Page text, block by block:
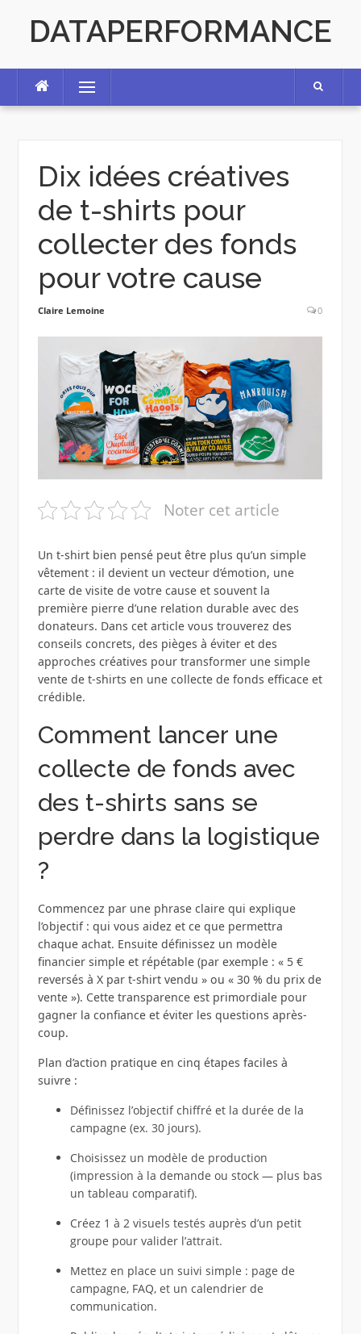
contentDATAPERFORMANCE
Menu
Dix idées créatives
de t-shirts pour
collecter des fonds
pour votre cause
Claire Lemoine 0
Noter cet article
Un t-shirt bien pensé peut être plus qu’un simple
vêtement : il devient un vecteur d’émotion, une
carte de visite de votre cause et souvent la
première pierre d’une relation durable avec des
donateurs. Dans cet article vous trouverez des
conseils concrets, des pièges à éviter et des
approches créatives pour transformer une simple
vente de t-shirts en une collecte de fonds efficace et
crédible.
Comment lancer une
collecte de fonds avec
des t-shirts sans se
perdre dans la logistique
?
Commencez par une phrase claire qui explique
l’objectif : qui vous aidez et ce que permettra
chaque achat. Ensuite définissez un modèle
financier simple et répétable (par exemple : « 5 €
reversés à X par t-shirt vendu » ou « 30 % du prix de
vente »). Cette transparence est primordiale pour
gagner la confiance et éviter les questions après-
coup.
Plan d’action pratique en cinq étapes faciles à
suivre :
Définissez l’objectif chiffré et la durée de la
campagne (ex. 30 jours).
Choisissez un modèle de production
(impression à la demande ou stock — plus bas
un tableau comparatif).
Créez 1 à 2 visuels testés auprès d’un petit
groupe pour valider l’attrait.
Mettez en place un suivi simple : page de
campagne, FAQ, et un calendrier de
communication.